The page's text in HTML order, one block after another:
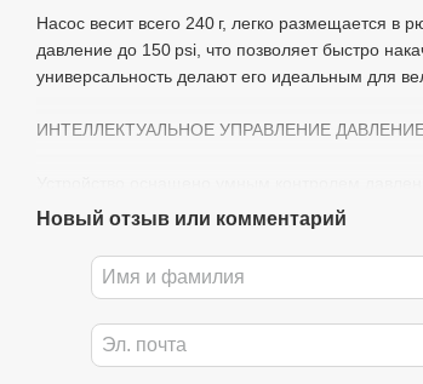
Насос весит всего 240 г, легко размещается в
давление до 150 psi, что позволяет быстро
универсальность делают его идеальным для
ИНТЕЛЛЕКТУАЛЬНОЕ УПРАВЛЕНИЕ
мотоциклы и электровелосипеды;
самокаты;
пользовательский режим.
Новый отзыв или комментарий